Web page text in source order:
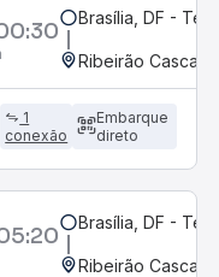
Brasília, DF -
Ribeirão
1
conexão
Embarque
direto
Brasília, DF -
Ribeirão